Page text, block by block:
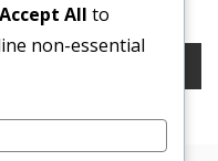
Accept All to
non-essential